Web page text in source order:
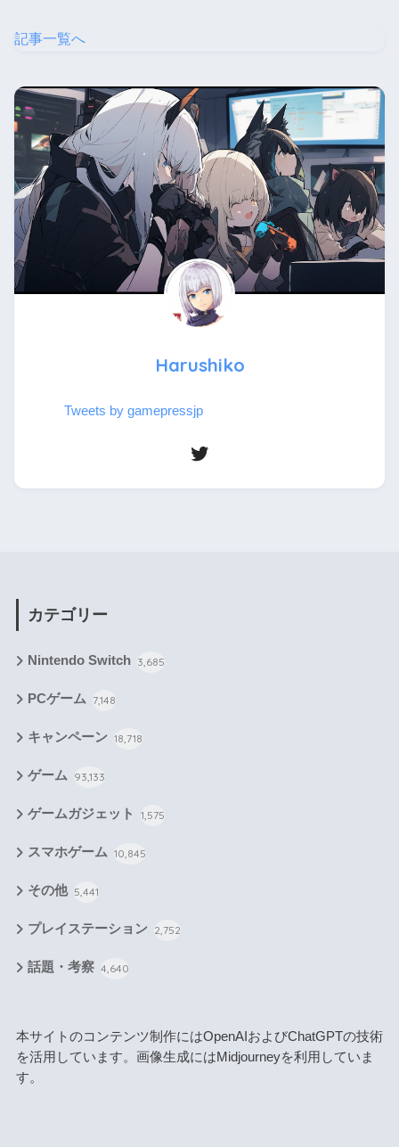
記事一覧へ
Harushiko
Tweets by gamepressjp
カテゴリー
Nintendo Switch 3,685
PCゲーム 7,148
キャンペーン 18,718
ゲーム 93,133
ゲームガジェット 1,575
スマホゲーム 10,845
その他 5,441
プレイステーション 2,752
話題・考察 4,640
本サイトのコンテンツ制作にはOpenAIおよびChatGPTの技術
を活用しています。画像生成にはMidjourneyを利用していま
す。